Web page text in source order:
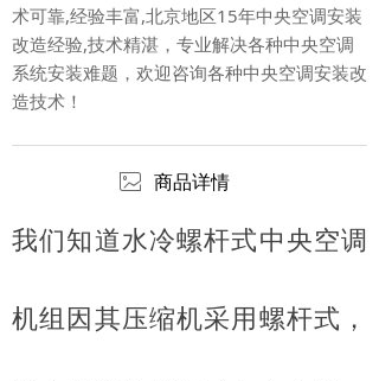
术可靠,经验丰富,北京地区15年中央空调安装
改造经验,技术精湛，专业解决各种中央空调
系统安装难题，欢迎咨询各种中央空调安装改
造技术！
商品详情
我们知道水冷螺杆式中央空调
机组因其压缩机采用螺杆式，
ꂈ